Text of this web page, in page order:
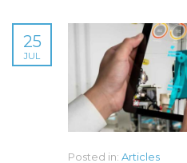
25
JUL
Posted in: Articles